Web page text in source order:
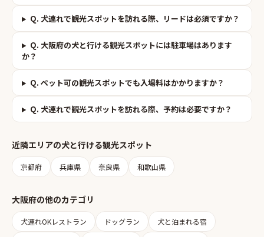
Q. 犬連れで観光スポットを訪れる際、リードは必須ですか？
Q. 大阪府の犬と行ける観光スポットには駐車場はあります
か？
Q. ペット可の観光スポットでも入場料はかかりますか？
Q. 犬連れで観光スポットを訪れる際、予約は必要ですか？
近隣エリアの犬と行ける観光スポット
京都府 兵庫県 奈良県 和歌山県
大阪府の他のカテゴリ
犬連れOKレストラン ドッグラン 犬と泊まれる宿